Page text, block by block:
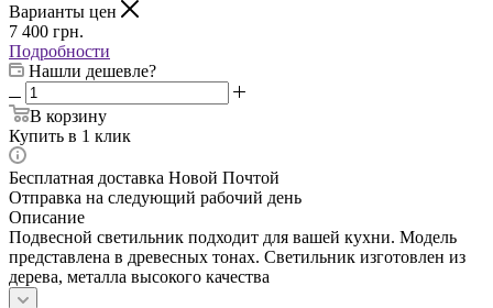
Варианты цен
7 400 грн.
Подробности
Нашли дешевле?
В корзину
Купить в 1 клик
Бесплатная доставка Новой Почтой
Отправка на следующий рабочий день
Описание
Подвесной светильник подходит для вашей кухни. Модель
представлена в древесных тонах. Светильник изготовлен из
дерева, металла высокого качества